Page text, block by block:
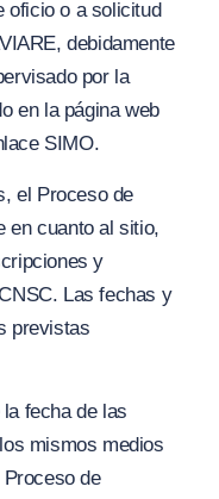
oficio o a solicitud
debidamente
por la
en la página web
SIMO.
el Proceso de
en cuanto al sitio,
y
Las fechas y
previstas
fecha de las
mismos medios
de